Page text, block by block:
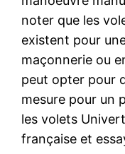
noter que les
existent pour
maçonnerie ou
peut opter pour
mesure pour un
les volets
française et